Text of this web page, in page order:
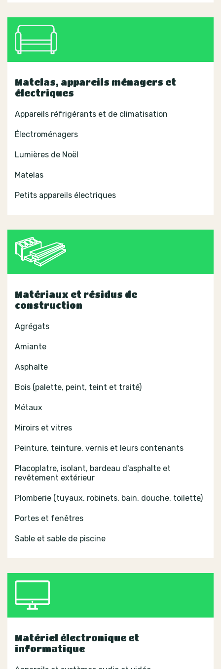
Matelas, appareils ménagers et
électriques
Appareils réfrigérants et de climatisation
Électroménagers
Lumières de Noël
Matelas
Petits appareils électriques
Matériaux et résidus de
construction
Agrégats
Amiante
Asphalte
Bois (palette, peint, teint et traité)
Métaux
Miroirs et vitres
Peinture, teinture, vernis et leurs contenants
Placoplatre, isolant, bardeau d'asphalte et
revêtement extérieur
Plomberie (tuyaux, robinets, bain, douche, toilette)
Portes et fenêtres
Sable et sable de piscine
Matériel électronique et
informatique